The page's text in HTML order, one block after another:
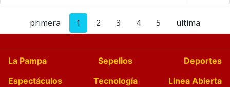
primera 1 2 3 4 5 última
La Pampa Sepelios
Deportes
Espectáculos
Tecnología
Linea Abierta